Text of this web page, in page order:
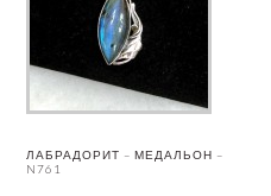
ЛАБРАДОРИТ – МЕДАЛЬОН –
N761